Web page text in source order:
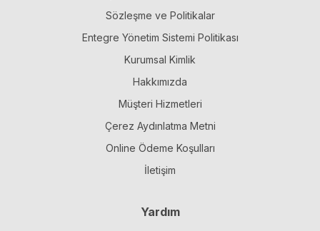
Sözleşme ve Politikalar
Entegre Yönetim Sistemi Politikası
Kurumsal Kimlik
Hakkımızda
Müşteri Hizmetleri
Çerez Aydınlatma Metni
Online Ödeme Koşulları
İletişim
Yardım